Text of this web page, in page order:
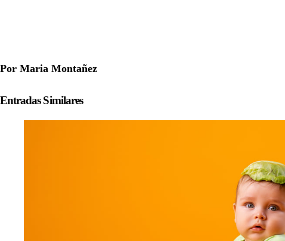
Por Maria Montañez
Entradas Similares